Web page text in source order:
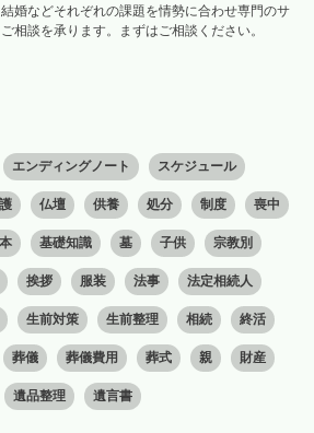
婚などそれぞれの課題を情勢に合わせ専門のサ
相談を承ります。まずはご相談ください。
エンディングノート スケジュール
仏壇 供養 処分 制度 喪中
基礎知識 墓 子供 宗教別
挨拶 服装 法事 法定相続人
生前対策 生前整理 相続 終活
葬儀 葬儀費用 葬式 親 財産
遺品整理 遺言書